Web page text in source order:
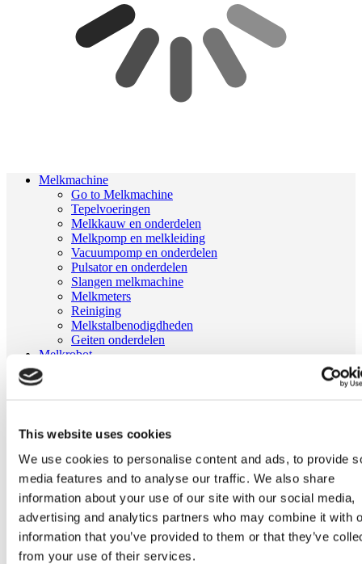
This website uses cookies
We use cookies to personalise content and ads, to provide
media features and to analyse our traffic. We also share
information about your use of our site with our social media,
advertising and analytics partners who may combine it with
information that you’ve provided to them or that they’ve
from your use of their services.
Melkmachine
Go to Melkmachine
Tepelvoeringen
Melkkauw en onderdelen
Melkpomp en melkleiding
Vacuumpomp en onderdelen
Pulsator en onderdelen
Slangen melkmachine
Melkmeters
Reiniging
Melkstalbenodigdheden
Geiten onderdelen
Melkrobot
Fullwood Merlin
GEA MIone
Stal benodigdheden
Go to Stal benodigdheden
Koeborstel
Ambic onderdelen
Minimelkers
stalartikelen
Skelex